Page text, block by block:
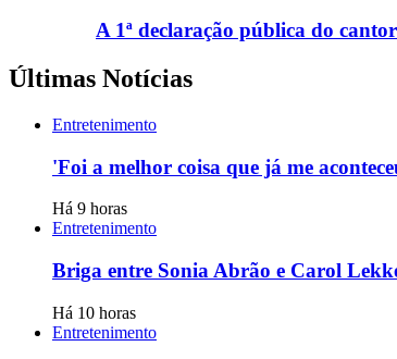
A 1ª declaração pública do
Últimas Notícias
Entretenimento
'Foi a melhor coisa que já me
Há 9 horas
Entretenimento
Briga entre Sonia Abrão e Carol
Há 10 horas
Entretenimento